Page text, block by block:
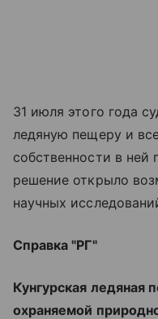
31 июля этого года
ледяную пещеру и
собственности в ней
решение открыло
научных
Справка "РГ"
Кунгурская ледяная
охраняемой